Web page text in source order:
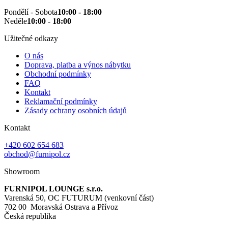
Pondělí - Sobota10:00 - 18:00
Neděle10:00 - 18:00
Užitečné odkazy
O nás
Doprava, platba a výnos nábytku
Obchodní podmínky
FAQ
Kontakt
Reklamační podmínky
Zásady ochrany osobních údajů
Kontakt
+420 602 654 683
obchod@furnipol.cz
Showroom
FURNIPOL LOUNGE s.r.o.
Varenská 50, OC FUTURUM (venkovní část)
702 00 Moravská Ostrava a Přívoz
Česká republika